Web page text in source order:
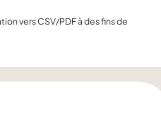
vers CSV/PDF à des fins de